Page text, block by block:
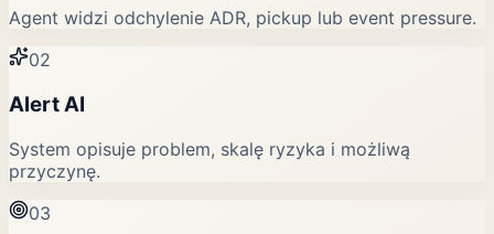
Agent widzi odchylenie ADR, pickup lub event pressure.
02
Alert AI
System opisuje problem, skalę ryzyka i możliwą
przyczynę.
03